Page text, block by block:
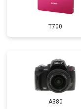
T700
A380